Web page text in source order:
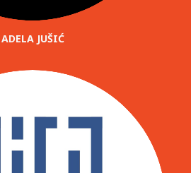
ADELA JUŠIĆ